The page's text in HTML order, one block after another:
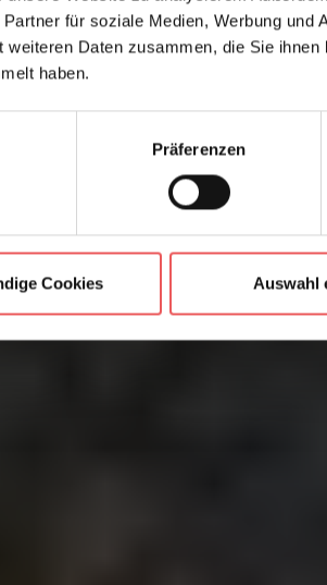
für soziale Medien, Werbung
weiteren Daten zusammen, die Sie
haben.
Präferenzen
Cookies Auswahl